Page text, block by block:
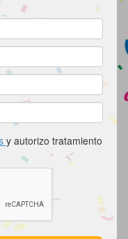
y autorizo tratamiento